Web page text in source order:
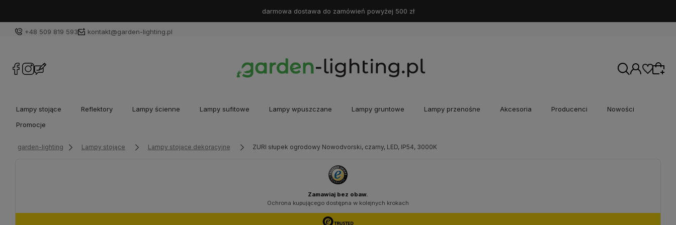
darmowa dostawa do zamówień powyżej 500 zł
+48 509 819 593 kontakt@garden-lighting.pl
Lampy stojące Reflektory Lampy ścienne Lampy sufitowe Lampy wpuszczane Lampy gruntowe Lampy przenośne Akcesoria Producenci
Nowości
Promocje
garden-lighting Lampy stojące Lampy stojące dekoracyjne ZURI słupek ogrodowy Nowodvorski, czarny, LED, IP54, 3000K